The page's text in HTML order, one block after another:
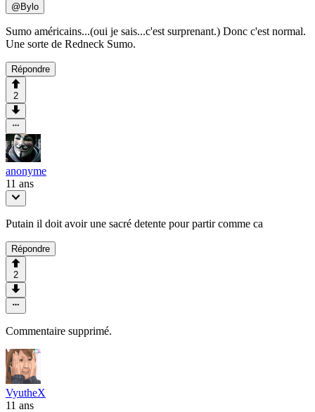
@ Bylo
Sumo américains...(oui je sais...c'est surprenant.) Donc c'est normal.
Une sorte de Redneck Sumo.
Répondre
2
anonyme
11 ans
Putain il doit avoir une sacré detente pour partir comme ca
Répondre
2
Commentaire supprimé.
VyutheX
11 ans